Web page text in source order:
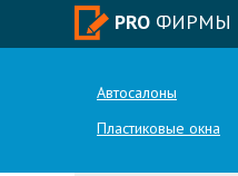
PRO ФИРМЫ
Автосалоны
Пластиковые окна